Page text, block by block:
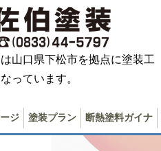
山口県下松市を拠点に塗装工
っています。
ジ 塗装プラン 断熱塗料ガイナ